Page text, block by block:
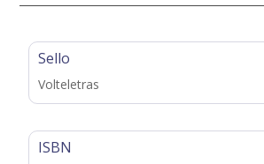
Sello
Volteletras
ISBN